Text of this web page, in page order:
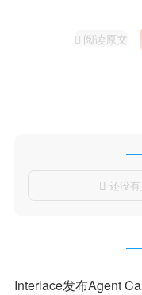
 阅读原文
 还没
Interlace发布Agent